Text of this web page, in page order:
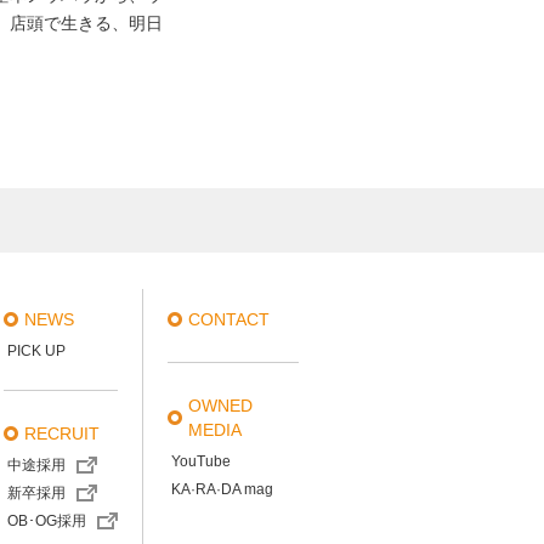
店頭で生きる、明日
NEWS
PICK UP
RECRUIT
中途採用
新卒採用
OB･OG採用
CONTACT
OWNED
MEDIA
YouTube
KA·RA·DA mag